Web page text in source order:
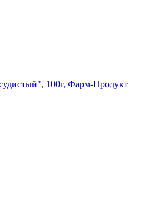
100г, Фарм-Продукт